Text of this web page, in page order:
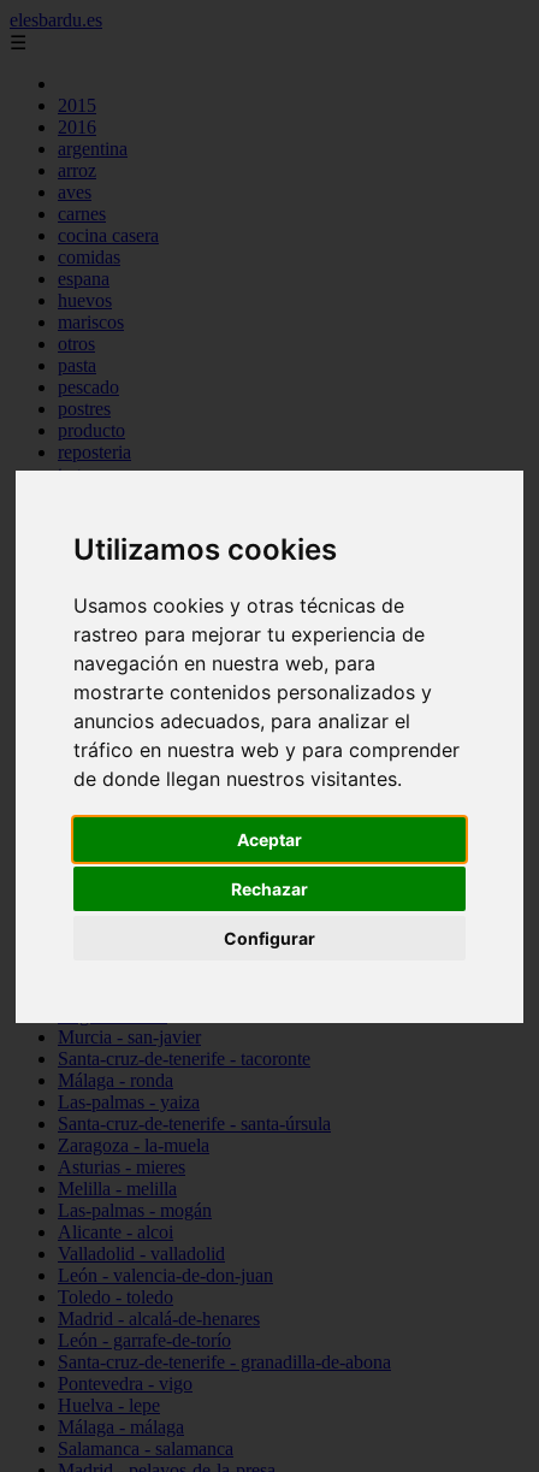
Utilizamos cookies
Usamos cookies y otras técnicas de
rastreo para mejorar tu experiencia de
navegación en nuestra web, para
mostrarte contenidos personalizados y
anuncios adecuados, para analizar el
tráfico en nuestra web y para comprender
de donde llegan nuestros visitantes.
Aceptar
Rechazar
Configurar
elesbardu.es
☰
2015
2016
argentina
arroz
aves
carnes
cocina casera
comidas
espana
huevos
mariscos
otros
pasta
pescado
postres
producto
reposteria
tag
vocabulario de cocina
Madrid - pozuelo-de-alarcón
Cádiz - algodonales
Illes-balears - inca
Madrid - madrid
Málaga - torremolinos
Asturias - oviedo
Cádiz - el-puerto-de-santa-maría
Asturias - aller
Toledo - illescas
álava - vitoria-gasteiz
Zaragoza - zaragoza
Valencia - valencia
Toledo - seseña
Cantabria - val-de-san-vicente
Murcia - san-javier
Santa-cruz-de-tenerife - tacoronte
Málaga - ronda
Las-palmas - yaiza
Santa-cruz-de-tenerife - santa-úrsula
Zaragoza - la-muela
Asturias - mieres
Melilla - melilla
Las-palmas - mogán
Alicante - alcoi
Valladolid - valladolid
León - valencia-de-don-juan
Toledo - toledo
Madrid - alcalá-de-henares
León - garrafe-de-torío
Santa-cruz-de-tenerife - granadilla-de-abona
Pontevedra - vigo
Huelva - lepe
Málaga - málaga
Salamanca - salamanca